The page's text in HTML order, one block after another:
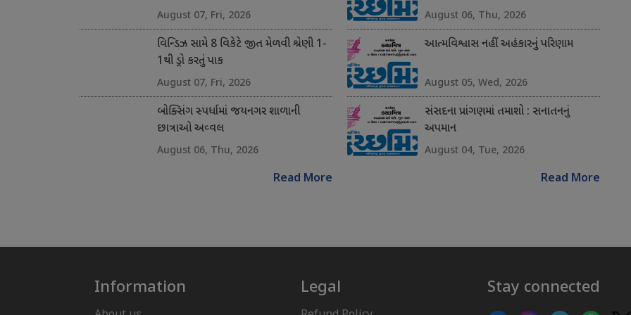
August 07, Fri, 2026
વિન્ડિઝ સામે 8 વિકેટે જીત મેળવી શ્રેણી 1-
1થી ડ્રો કરતું પાક
August 07, Fri, 2026
બોક્સિંગ સ્પર્ધામાં જયનગર શાળાની
છાત્રાઓ અવ્વલ
August 06, Thu, 2026
Read More
August 06, Thu, 2026
આત્મવિશ્વાસ નહીં અહંકારનું પરિણામ
August 05, Wed, 2026
સંસદના પ્રાંગણમાં તમાશો : સનાતનનું
અપમાન
August 04, Tue, 2026
Read More
Information Legal Stay connected